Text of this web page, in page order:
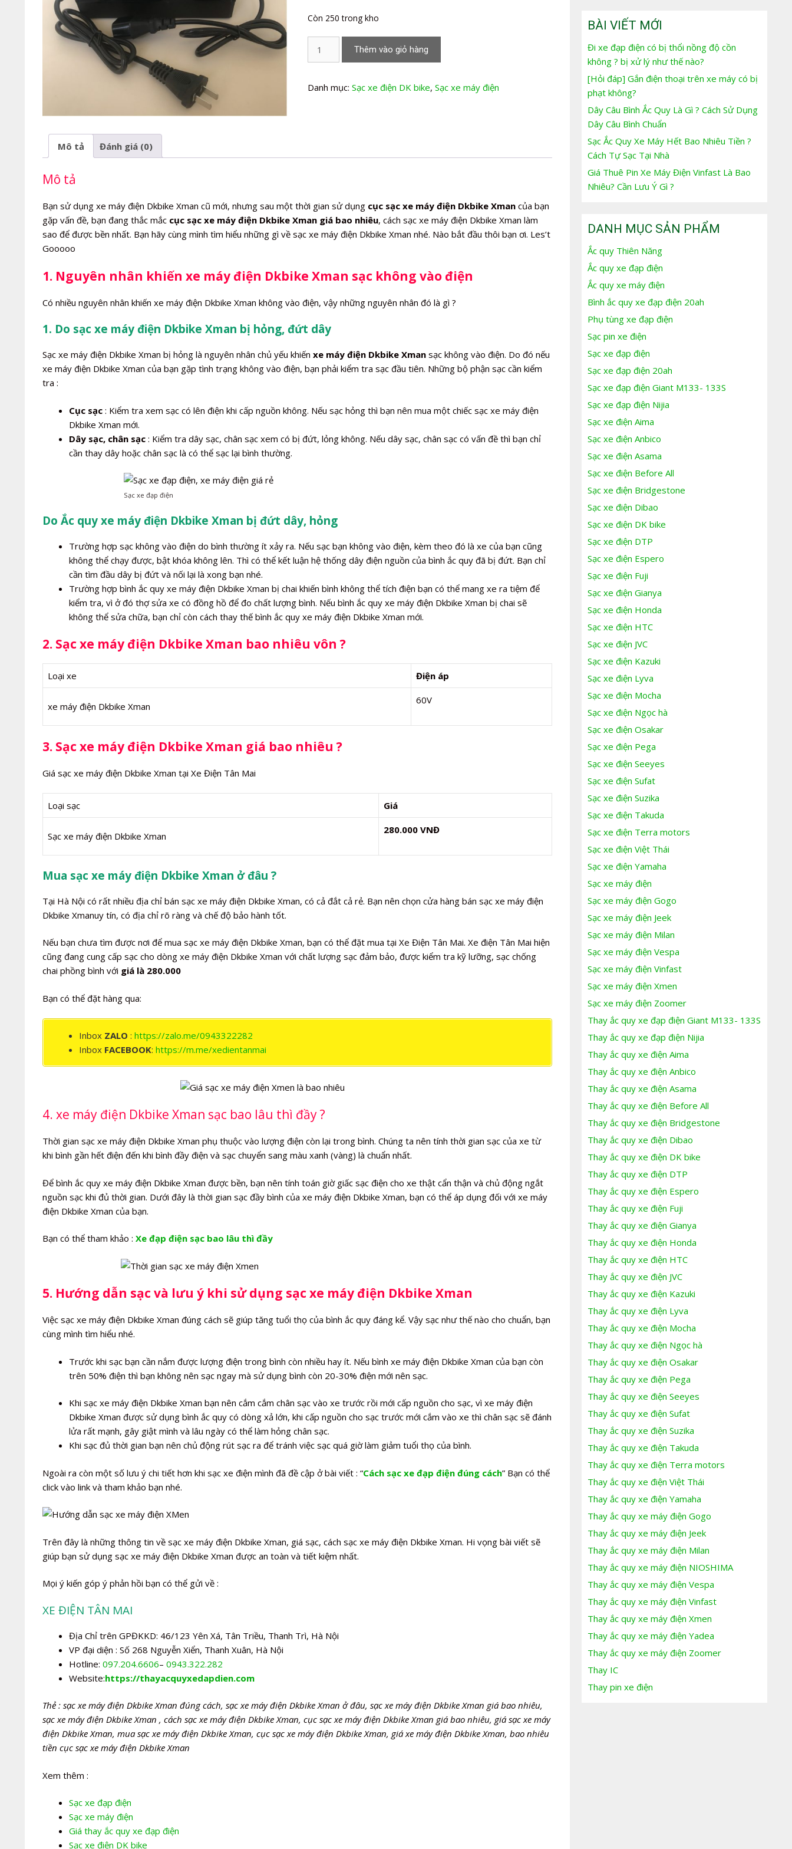
Còn 250 trong kho
điện
Thêm vào giỏ hàng
Danh mục: Sạc xe điện DK bike, Sạc xe máy điện
Mô tả Đánh giá (0)
Mô tả
Bạn sử dụng xe máy điện Dkbike Xman cũ mới, nhưng sau một thời gian sử dụng cục sạc xe máy điện Dkbike Xman của bạn
gặp vấn đề, bạn đang thắc mắc cục sạc xe máy điện Dkbike Xman giá bao nhiêu, cách sạc xe máy điện Dkbike Xman làm
sao để được bền nhất. Bạn hãy cùng mình tìm hiểu những gì về sạc xe máy điện Dkbike Xman nhé. Nào bắt đầu thôi bạn ơi. Les’t
Gooooo
1. Nguyên nhân khiến xe máy điện Dkbike Xman sạc không vào điện
Có nhiều nguyên nhân khiến xe máy điện Dkbike Xman không vào điện, vậy những nguyên nhân đó là gì ?
1. Do sạc xe máy điện Dkbike Xman bị hỏng, đứt dây
Sạc xe máy điện Dkbike Xman bị hỏng là nguyên nhân chủ yếu khiến xe máy điện Dkbike Xman sạc không vào điện. Do đó nếu
xe máy điện Dkbike Xman của bạn gặp tình trạng không vào điện, bạn phải kiểm tra sạc đầu tiên. Những bộ phận sạc cần kiểm
tra :
Cục sạc : Kiểm tra xem sạc có lên điện khi cấp nguồn không. Nếu sạc hỏng thì bạn nên mua một chiếc sạc xe máy điện
Dkbike Xman mới.
Dây sạc, chân sạc : Kiểm tra dây sạc, chân sạc xem có bị đứt, lỏng không. Nếu dây sạc, chân sạc có vấn đề thì bạn chỉ
cần thay dây hoặc chân sạc là có thể sạc lại bình thường.
Sạc xe đạp điện
Do Ắc quy xe máy điện Dkbike Xman bị đứt dây, hỏng
Trường hợp sạc không vào điện do bình thường ít xảy ra. Nếu sạc bạn không vào điện, kèm theo đó là xe của bạn cũng
không thể chạy được, bật khóa không lên. Thì có thể kết luận hệ thống dây điện nguồn của bình ắc quy đã bị đứt. Bạn chỉ
cần tìm đầu dây bị đứt và nối lại là xong bạn nhé.
Trường hợp bình ắc quy xe máy điện Dkbike Xman bị chai khiến bình không thể tích điện bạn có thể mang xe ra tiệm để
kiểm tra, vì ở đó thợ sửa xe có đồng hồ để đo chất lượng bình. Nếu bình ắc quy xe máy điện Dkbike Xman bị chai sẽ
không thể sửa chữa, bạn chỉ còn cách thay thế bình ắc quy xe máy điện Dkbike Xman mới.
2. Sạc xe máy điện Dkbike Xman bao nhiêu vôn ?
Loại xe Điện áp
xe máy điện Dkbike Xman
60V
3. Sạc xe máy điện Dkbike Xman giá bao nhiêu ?
Giá sạc xe máy điện Dkbike Xman tại Xe Điện Tân Mai
Loại sạc Giá
Sạc xe máy điện Dkbike Xman
280.000 VNĐ
Mua sạc xe máy điện Dkbike Xman ở đâu ?
Tại Hà Nội có rất nhiều địa chỉ bán sạc xe máy điện Dkbike Xman, có cả đắt cả rẻ. Bạn nên chọn cửa hàng bán sạc xe máy điện
Dkbike Xmanuy tín, có địa chỉ rõ ràng và chế độ bảo hành tốt.
Nếu bạn chưa tìm được nơi để mua sạc xe máy điện Dkbike Xman, bạn có thể đặt mua tại Xe Điện Tân Mai. Xe điện Tân Mai hiện
cũng đang cung cấp sạc cho dòng xe máy điện Dkbike Xman với chất lượng sạc đảm bảo, được kiểm tra kỹ lưỡng, sạc chống
chai phồng bình với giá là 280.000
Bạn có thể đặt hàng qua:
Inbox ZALO : https://zalo.me/0943322282
Inbox FACEBOOK: https://m.me/xedientanmai
4. xe máy điện Dkbike Xman sạc bao lâu thì đầy ?
Thời gian sạc xe máy điện Dkbike Xman phụ thuộc vào lượng điện còn lại trong bình. Chúng ta nên tính thời gian sạc của xe từ
khi bình gần hết điện đến khi bình đầy điện và sạc chuyển sang màu xanh (vàng) là chuẩn nhất.
Để bình ắc quy xe máy điện Dkbike Xman được bền, bạn nên tính toán giờ giấc sạc điện cho xe thật cẩn thận và chủ động ngắt
nguồn sạc khi đủ thời gian. Dưới đây là thời gian sạc đầy bình của xe máy điện Dkbike Xman, bạn có thể áp dụng đối với xe máy
điện Dkbike Xman của bạn.
Bạn có thể tham khảo : Xe đạp điện sạc bao lâu thì đầy
5. Hướng dẫn sạc và lưu ý khi sử dụng sạc xe máy điện Dkbike Xman
Việc sạc xe máy điện Dkbike Xman đúng cách sẽ giúp tăng tuổi thọ của bình ắc quy đáng kể. Vậy sạc như thế nào cho chuẩn, bạn
cùng mình tìm hiểu nhé.
Trước khi sạc bạn cần nắm được lượng điện trong bình còn nhiều hay ít. Nếu bình xe máy điện Dkbike Xman của bạn còn
trên 50% điện thì bạn không nên sạc ngay mà sử dụng bình còn 20-30% điện mới nên sạc.
Khi sạc xe máy điện Dkbike Xman bạn nên cắm cắm chân sạc vào xe trước rồi mới cấp nguồn cho sạc, vì xe máy điện
Dkbike Xman được sử dụng bình ắc quy có dòng xả lớn, khi cấp nguồn cho sạc trước mới cắm vào xe thì chân sạc sẽ đánh
lửa rất mạnh, gây giật mình và lâu ngày có thể làm hỏng chân sạc.
Khi sạc đủ thời gian bạn nên chủ động rút sạc ra để tránh việc sạc quá giờ làm giảm tuổi thọ của bình.
Ngoài ra còn một số lưu ý chi tiết hơn khi sạc xe điện mình đã đề cập ở bài viết : “Cách sạc xe đạp điện đúng cách” Bạn có thể
click vào link và tham khảo bạn nhé.
Trên đây là những thông tin về sạc xe máy điện Dkbike Xman, giá sạc, cách sạc xe máy điện Dkbike Xman. Hi vọng bài viết sẽ
giúp bạn sử dụng sạc xe máy điện Dkbike Xman được an toàn và tiết kiệm nhất.
Mọi ý kiến góp ý phản hồi bạn có thể gửi về :
XE ĐIỆN TÂN MAI
Địa Chỉ trên GPĐKKD: 46/123 Yên Xá, Tân Triều, Thanh Trì, Hà Nội
VP đại diện : Số 268 Nguyễn Xiển, Thanh Xuân, Hà Nội
Hotline: 097.204.6606– 0943.322.282
Website:https://thayacquyxedapdien.com
Thẻ : sạc xe máy điện Dkbike Xman đúng cách, sạc xe máy điện Dkbike Xman ở đâu, sạc xe máy điện Dkbike Xman giá bao nhiêu,
sạc xe máy điện Dkbike Xman , cách sạc xe máy điện Dkbike Xman, cục sạc xe máy điện Dkbike Xman giá bao nhiêu, giá sạc xe máy
điện Dkbike Xman, mua sạc xe máy điện Dkbike Xman, cục sạc xe máy điện Dkbike Xman, giá xe máy điện Dkbike Xman, bao nhiêu
tiền cục sạc xe máy điện Dkbike Xman
Xem thêm :
Sạc xe đạp điện
Sạc xe máy điện
Giá thay ắc quy xe đạp điện
Sạc xe điện DK bike
BÀI VIẾT MỚI
Đi xe đạp điện có bị thổi nồng độ cồn
không ? bị xử lý như thế nào?
[Hỏi đáp] Gắn điện thoại trên xe máy có bị
phạt không?
Dây Câu Bình Ắc Quy Là Gì ? Cách Sử Dụng
Dây Câu Bình Chuẩn
Sạc Ắc Quy Xe Máy Hết Bao Nhiêu Tiền ?
Cách Tự Sạc Tại Nhà
Giá Thuê Pin Xe Máy Điện Vinfast Là Bao
Nhiêu? Cần Lưu Ý Gì ?
DANH MỤC SẢN PHẨM
Ắc quy Thiên Năng
Ắc quy xe đạp điện
Ắc quy xe máy điện
Bình ắc quy xe đạp điện 20ah
Phụ tùng xe đạp điện
Sạc pin xe điện
Sạc xe đạp điện
Sạc xe đạp điện 20ah
Sạc xe đạp điện Giant M133- 133S
Sạc xe đạp điện Nijia
Sạc xe điện Aima
Sạc xe điện Anbico
Sạc xe điện Asama
Sạc xe điện Before All
Sạc xe điện Bridgestone
Sạc xe điện Dibao
Sạc xe điện DK bike
Sạc xe điện DTP
Sạc xe điện Espero
Sạc xe điện Fuji
Sạc xe điện Gianya
Sạc xe điện Honda
Sạc xe điện HTC
Sạc xe điện JVC
Sạc xe điện Kazuki
Sạc xe điện Lyva
Sạc xe điện Mocha
Sạc xe điện Ngọc hà
Sạc xe điện Osakar
Sạc xe điện Pega
Sạc xe điện Seeyes
Sạc xe điện Sufat
Sạc xe điện Suzika
Sạc xe điện Takuda
Sạc xe điện Terra motors
Sạc xe điện Việt Thái
Sạc xe điện Yamaha
Sạc xe máy điện
Sạc xe máy điện Gogo
Sạc xe máy điện Jeek
Sạc xe máy điện Milan
Sạc xe máy điện Vespa
Sạc xe máy điện Vinfast
Sạc xe máy điện Xmen
Sạc xe máy điện Zoomer
Thay ắc quy xe đạp điện Giant M133- 133S
Thay ắc quy xe đạp điện Nijia
Thay ắc quy xe điện Aima
Thay ắc quy xe điện Anbico
Thay ắc quy xe điện Asama
Thay ắc quy xe điện Before All
Thay ắc quy xe điện Bridgestone
Thay ắc quy xe điện Dibao
Thay ắc quy xe điện DK bike
Thay ắc quy xe điện DTP
Thay ắc quy xe điện Espero
Thay ắc quy xe điện Fuji
Thay ắc quy xe điện Gianya
Thay ắc quy xe điện Honda
Thay ắc quy xe điện HTC
Thay ắc quy xe điện JVC
Thay ắc quy xe điện Kazuki
Thay ắc quy xe điện Lyva
Thay ắc quy xe điện Mocha
Thay ắc quy xe điện Ngọc hà
Thay ắc quy xe điện Osakar
Thay ắc quy xe điện Pega
Thay ắc quy xe điện Seeyes
Thay ắc quy xe điện Sufat
Thay ắc quy xe điện Suzika
Thay ắc quy xe điện Takuda
Thay ắc quy xe điện Terra motors
Thay ắc quy xe điện Việt Thái
Thay ắc quy xe điện Yamaha
Thay ắc quy xe máy điện Gogo
Thay ắc quy xe máy điện Jeek
Thay ắc quy xe máy điện Milan
Thay ắc quy xe máy điện NIOSHIMA
Thay ắc quy xe máy điện Vespa
Thay ắc quy xe máy điện Vinfast
Thay ắc quy xe máy điện Xmen
Thay ắc quy xe máy điện Yadea
Thay ắc quy xe máy điện Zoomer
Thay IC
Thay pin xe điện